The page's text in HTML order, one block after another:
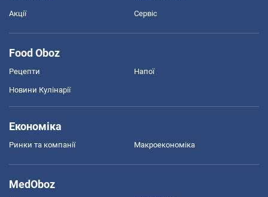
Акції Сервіс
Food Oboz
Рецепти Напої
Новини Кулінарії
Економіка
Ринки та компанії Макроекономіка
MedOboz